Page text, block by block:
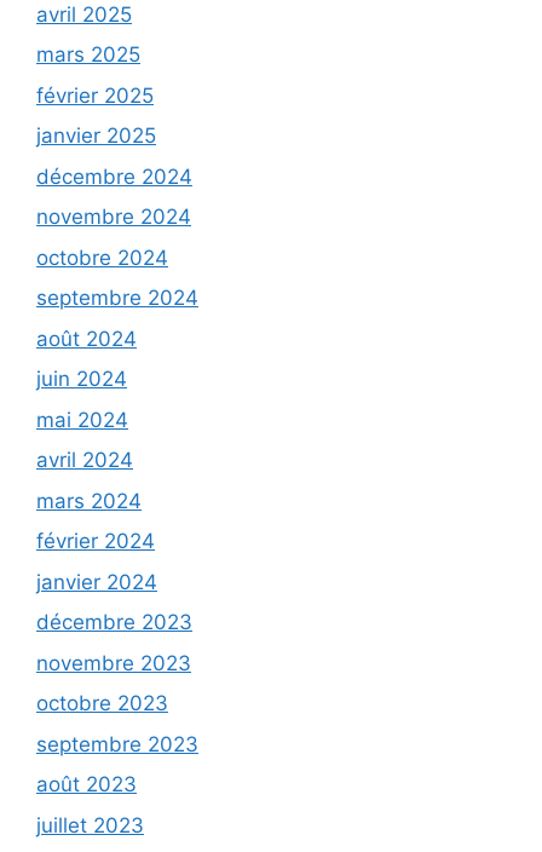
avril 2025
mars 2025
février 2025
janvier 2025
décembre 2024
novembre 2024
octobre 2024
septembre 2024
août 2024
juin 2024
mai 2024
avril 2024
mars 2024
février 2024
janvier 2024
décembre 2023
novembre 2023
octobre 2023
septembre 2023
août 2023
juillet 2023